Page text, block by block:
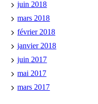
juin 2018
mars 2018
février 2018
janvier 2018
juin 2017
mai 2017
mars 2017